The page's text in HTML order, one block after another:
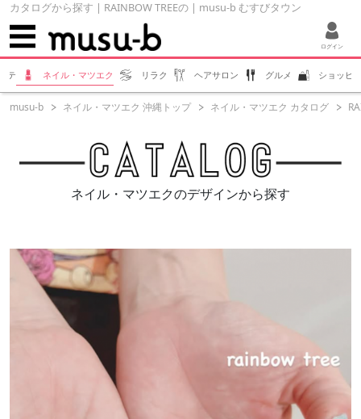
カタログから探す | RAINBOW TREEの | musu-b むすびタウン
ログイン
テ ネイル・マツエク リラク ヘアサロン グルメ ショッピ
musu-b ネイル・マツエク 沖縄トップ ネイル・マツエク カタログ
ネイル・マツエクのデザインから探す